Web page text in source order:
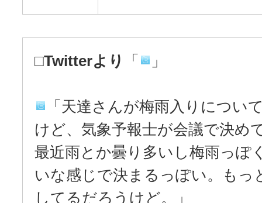
□Twitterより 「 」
「天達さんが梅雨入りについ
けど、気象予報士が会議で決め
最近雨とか曇り多いし梅雨っぽ
いな感じで決まるっぽい。もっ
してるだろうけど。」